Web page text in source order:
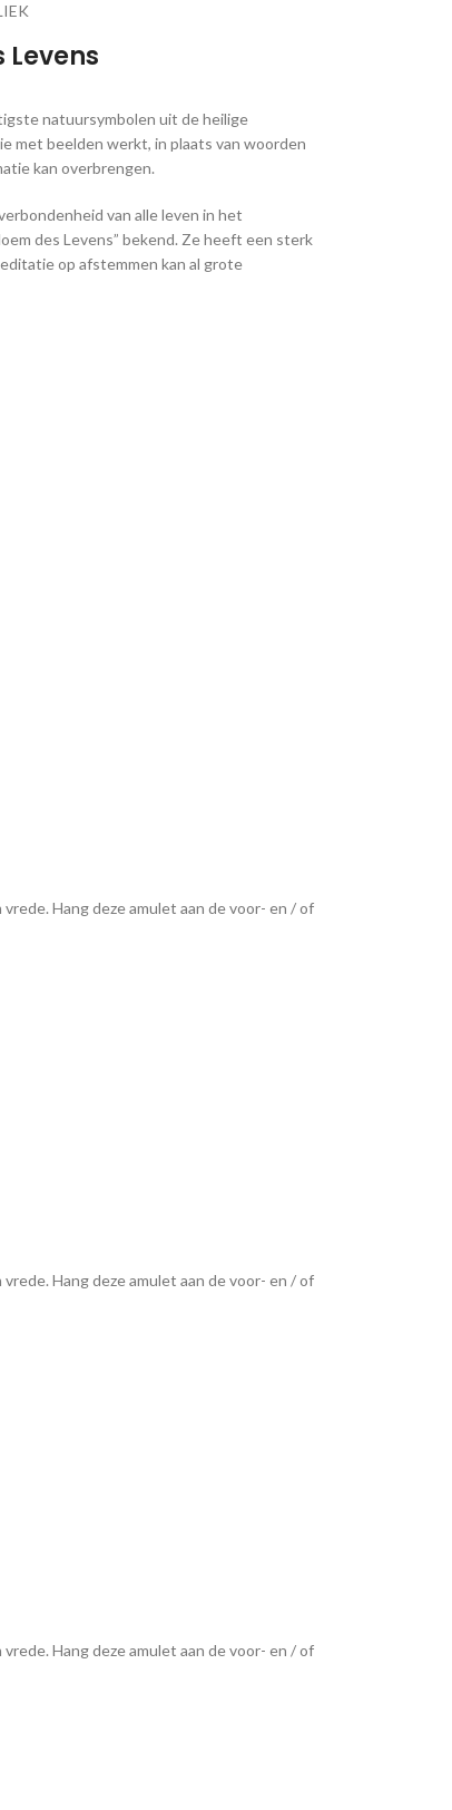
Levens
natuursymbolen uit de heilige
met beelden werkt, in plaats van woorden
kan overbrengen.
van alle leven in het
des Levens” bekend. Ze heeft een sterk
op afstemmen kan al grote
Hang deze amulet aan de voor- en / of
Hang deze amulet aan de voor- en / of
Hang deze amulet aan de voor- en / of